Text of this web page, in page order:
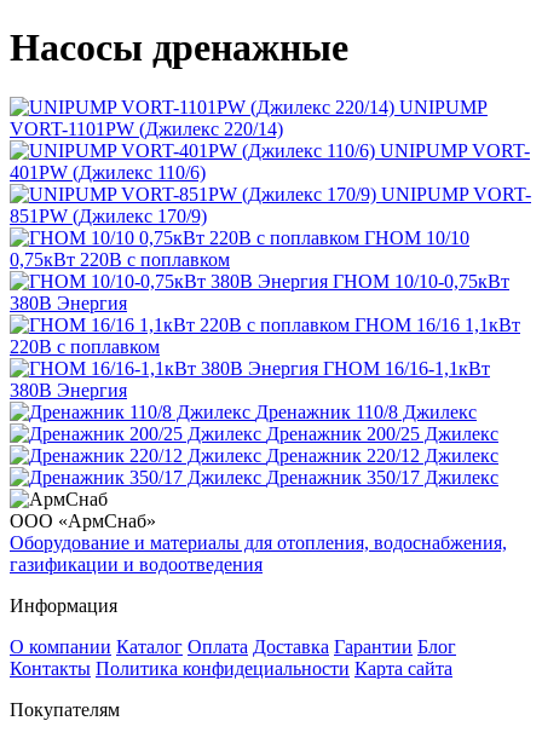
Насосы дренажные
UNIPUMP
VORT-1101PW (Джилекс 220/14)
UNIPUMP VORT-
401PW (Джилекс 110/6)
UNIPUMP VORT-
851PW (Джилекс 170/9)
ГНОМ 10/10
0,75кВт 220В с поплавком
ГНОМ 10/10-0,75кВт
380В Энергия
ГНОМ 16/16 1,1кВт
220В с поплавком
ГНОМ 16/16-1,1кВт
380В Энергия
Дренажник 110/8 Джилекс
Дренажник 200/25 Джилекс
Дренажник 220/12 Джилекс
Дренажник 350/17 Джилекс
ООО «АрмСнаб»
Оборудование и материалы для отопления, водоснабжения,
газификации и водоотведения
Информация
О компании Каталог Оплата Доставка Гарантии Блог
Контакты Политика конфидециальности Карта сайта
Покупателям